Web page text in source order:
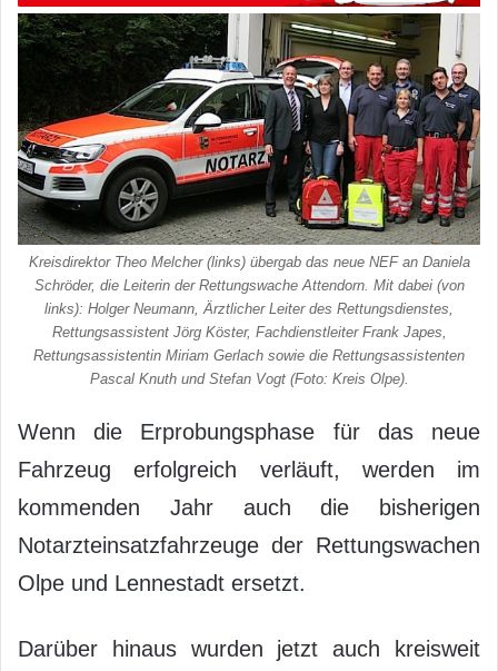
Kreisdirektor Theo Melcher (links) übergab das neue NEF an Daniela
Schröder, die Leiterin der Rettungswache Attendorn. Mit dabei (von
links): Holger Neumann, Ärztlicher Leiter des Rettungsdienstes,
Rettungsassistent Jörg Köster, Fachdienstleiter Frank Japes,
Rettungsassistentin Miriam Gerlach sowie die Rettungsassistenten
Pascal Knuth und Stefan Vogt (Foto: Kreis Olpe).
Wenn die Erprobungsphase für das neue
Fahrzeug erfolgreich verläuft, werden im
kommenden Jahr auch die bisherigen
Notarzteinsatzfahrzeuge der Rettungswachen
Olpe und Lennestadt ersetzt.
Darüber hinaus wurden jetzt auch kreisweit